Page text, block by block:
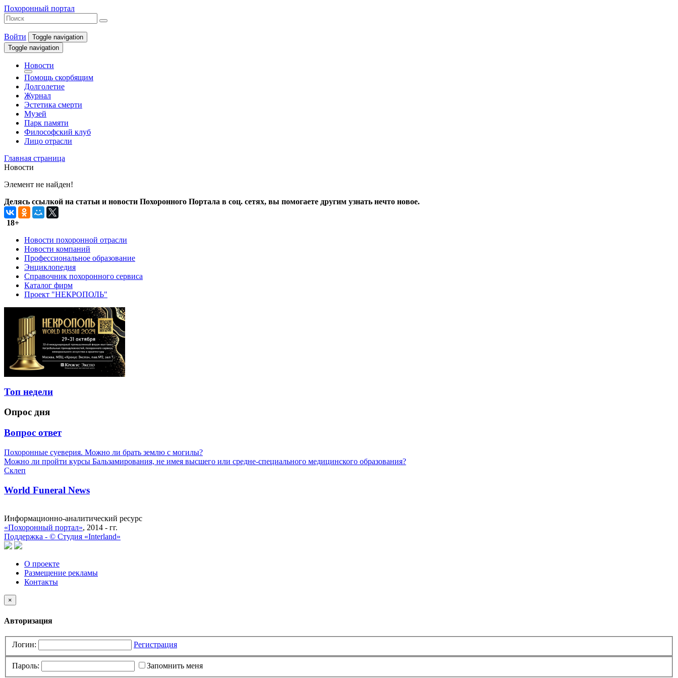
Похоронный портал
Войти
Toggle navigation
Toggle navigation
Новости
Помощь скорбящим
Долголетие
Журнал
Эстетика смерти
Музей
Парк памяти
Философский клуб
Лицо отрасли
Главная страница
Новости
Элемент не найден!
Делясь ссылкой на статьи и новости Похоронного Портала в соц. сетях, вы помогаете другим узнать нечто новое.
18+
Новости похоронной отрасли
Новости компаний
Профессиональное образование
Энциклопедия
Справочник похоронного сервиса
Каталог фирм
Проект "НЕКРОПОЛЬ"
Топ недели
Опрос дня
Вопрос ответ
Похоронные суеверия. Можно ли брать землю с могилы?
Можно ли пройти курсы Бальзамирования, не имея высшего или средне-специального медицинского образования?
Склеп
World Funeral News
Информационно-аналитический ресурс
«Похоронный портал», 2014 - гг.
Поддержка - © Cтудия «Interland»
О проекте
Размещение рекламы
Контакты
×
Авторизация
Логин: Регистрация
Пароль:
Запомнить меня